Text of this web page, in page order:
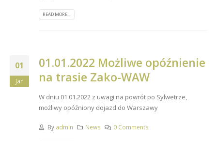
READ MORE...
01
Jan
01.01.2022 Możliwe opóźnienie
na trasie Zako-WAW
W dniu 01.01.2022 z uwagi na powrót po Sylwetrze,
możliwy opóźniony dojazd do Warszawy
By admin News 0 Comments